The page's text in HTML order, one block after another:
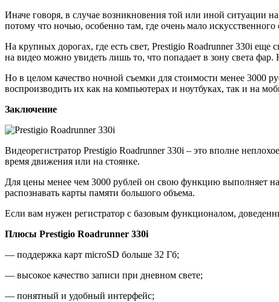
Иначе говоря, в случае возникновения той или иной ситуации
потому что ночью, особенно там, где очень мало
На крупных дорогах, где есть свет, Prestigio Roadrunner 330i
на видео можно увидеть лишь то, что попадает в зону света
Но в целом качество ночной съемки для стоимости менее 3000
воспроизводить их как на компьютерах и ноутбуках, так и на
Заключение
Видеорегистратор Prestigio Roadrunner 330i – это вполне
время движения или на стоянке.
Для цены менее чем 3000 рублей он свою функцию выполняет
распознавать карты памяти большого объема.
Если вам нужен регистратор с базовым функционалом,
Плюсы Prestigio Roadrunner 330i
— поддержка карт microSD больше 32 Гб;
— высокое качество записи при дневном свете;
— понятный и удобный интерфейс;